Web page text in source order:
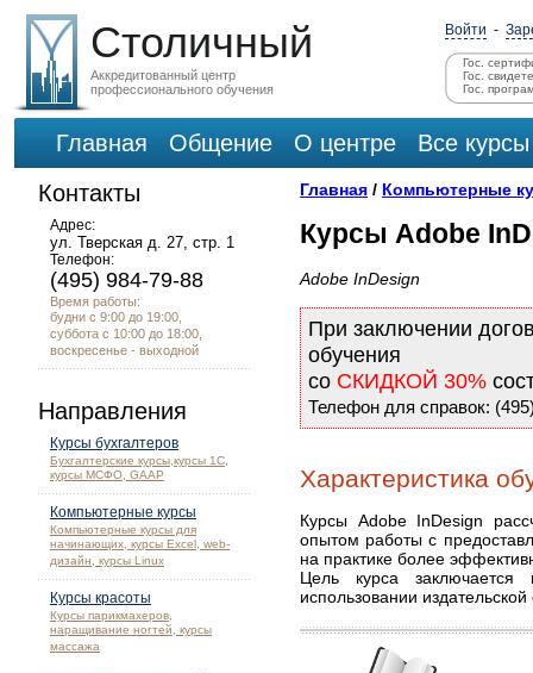
Столичный
Аккредитованный центр
профессионального обучения
Войти -
Гос.
Гос.
Гос.
Главная Общение О центре
Все курсы
Контакты
Адрес:
ул. Тверская д. 27, стр. 1
Телефон:
(495) 984-79-88
Время работы:
будни с 9:00 до 19:00,
суббота с 10:00 до 18:00,
воскресенье - выходной
Направления
Курсы бухгалтеров
Бухгалтерские курсы,курсы 1С,
курсы МСФО, GAAP
Компьютерные курсы
Компьютерные курсы для
начинающих, курсы Excel, web-
дизайн, курсы Linux
Курсы красоты
Курсы парикмахеров,
наращивание ногтей, курсы
массажа
Главная / Компьютерные
Курсы Adobe
Adobe InDesign
При заключении
обучения
со СКИДКОЙ 30%
Телефон для справок:
Характеристика
Курсы Adobe InDesign
опытом работы с
на практике более
Цель курса
использовании